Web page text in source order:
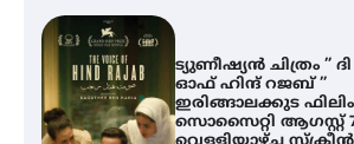
ട്യുണീഷ്യൻ ചിത്രം ”
ഓഫ് ഹിന്ദ് റജബ് ”
ഇരിങ്ങാലക്കുട ഫിലിം
സൊസൈറ്റി ആഗസ്റ്റ്